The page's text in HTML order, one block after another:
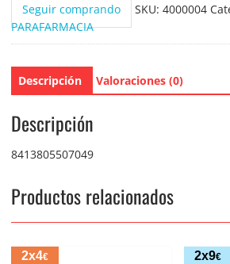
Seguir comprando SKU: 4000004
PARAFARMACIA
Descripción Valoraciones (0)
Descripción
8413805507049
Productos relacionados
2x4€ 2x9€